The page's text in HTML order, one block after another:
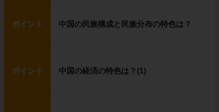
ポイント 中国の民族構成と民族分布の特色は？
ポイント 中国の経済の特色は？(1)